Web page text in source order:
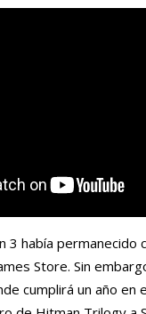
3 había permanecido
Store. Sin
cumplirá un año en